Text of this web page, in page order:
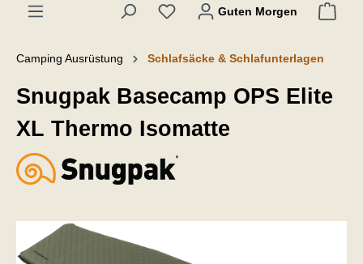
Guten Morgen
Camping Ausrüstung Schlafsäcke & Schlafunterlagen
Snugpak Basecamp OPS Elite
XL Thermo Isomatte